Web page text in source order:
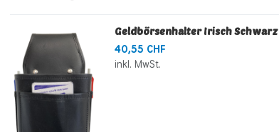
Geldbörsenhalter Irisch Schwarz
40,55 CHF
inkl. MwSt.